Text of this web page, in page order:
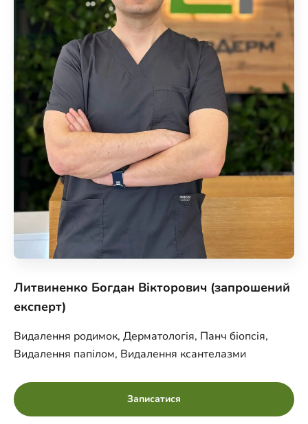
Литвиненко Богдан Вікторович (запрошений
експерт)
Видалення родимок, Дерматологія, Панч біопсія,
Видалення папілом, Видалення ксантелазми
Записатися